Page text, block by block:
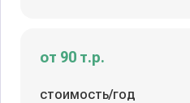
от 90 т.р.
стоимость/год